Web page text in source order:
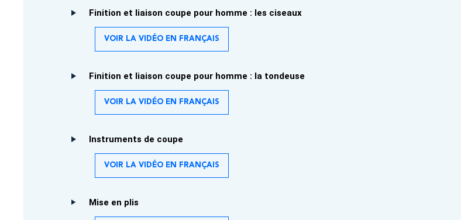
Finition et liaison coupe pour homme : les ciseaux
VOIR LA VIDÉO EN FRANÇAIS
Finition et liaison coupe pour homme : la tondeuse
VOIR LA VIDÉO EN FRANÇAIS
Instruments de coupe
VOIR LA VIDÉO EN FRANÇAIS
Mise en plis